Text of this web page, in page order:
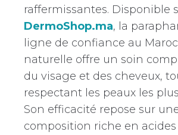
raffermissantes. Disponible
DermoShop.ma, la
ligne de confiance au
naturelle offre un soin
du visage et des cheveux,
respectant les peaux les
Son efficacité repose sur
composition riche en acides